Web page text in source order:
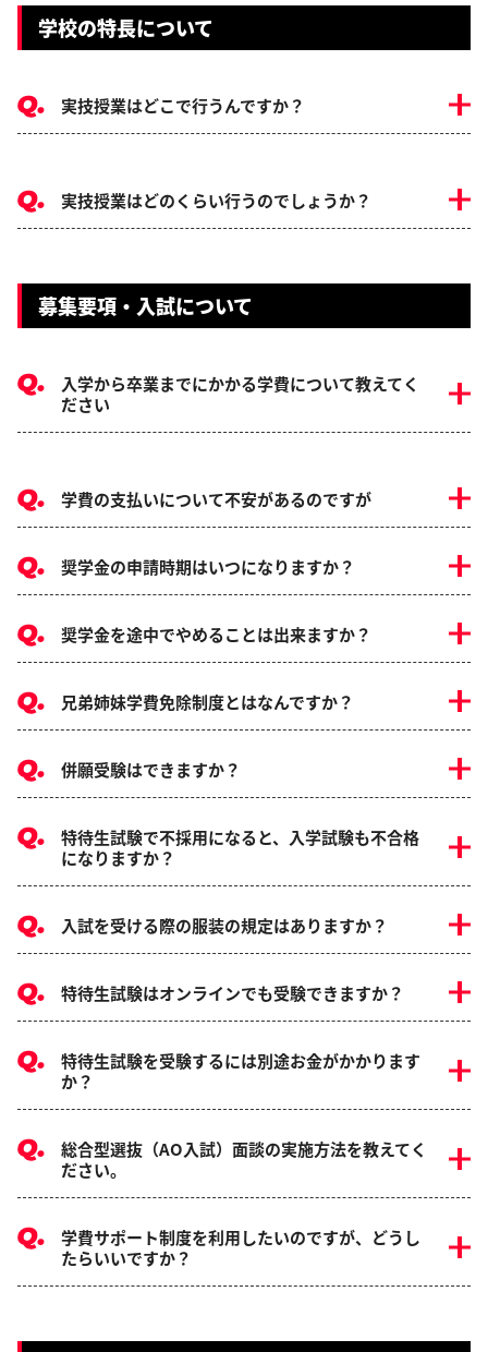
学校の特長について
実技授業はどこで行うんですか？
実技授業はどのくらい行うのでしょうか？
募集要項・入試について
入学から卒業までにかかる学費について教えてく
ださい
学費の支払いについて不安があるのですが
奨学金の申請時期はいつになりますか？
奨学金を途中でやめることは出来ますか？
兄弟姉妹学費免除制度とはなんですか？
併願受験はできますか？
特待生試験で不採用になると、入学試験も不合格
になりますか？
入試を受ける際の服装の規定はありますか？
特待生試験はオンラインでも受験できますか？
特待生試験を受験するには別途お金がかかります
か？
総合型選抜（AO入試）面談の実施方法を教えてく
ださい。
学費サポート制度を利用したいのですが、どうし
たらいいですか？